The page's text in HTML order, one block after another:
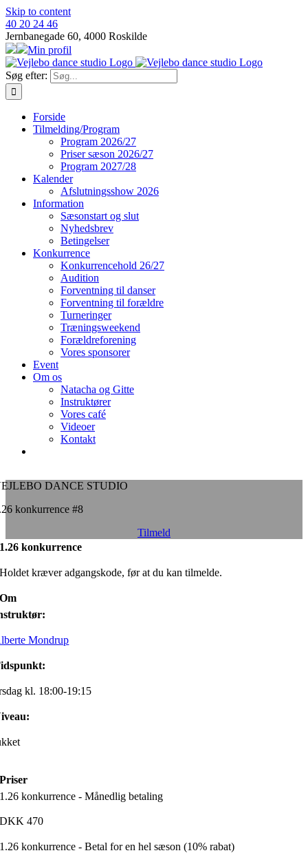
Skip to content
40 20 24 46
Jernbanegade 60, 4000 Roskilde
Min profil
Søg efter:
Forside
Tilmelding/Program
Program 2026/27
Priser sæson 2026/27
Program 2027/28
Kalender
Afslutningsshow 2026
Information
Sæsonstart og slut
Nyhedsbrev
Betingelser
Konkurrence
Konkurrencehold 26/27
Audition
Forventning til danser
Forventning til forældre
Turneringer
Træningsweekend
Forældreforening
Vores sponsorer
Event
Om os
Natacha og Gitte
Instruktører
Vores café
Videoer
Kontakt
DANCE STUDIO
konkurrence #8
Tilmeld
1.26 konkurrence
Holdet kræver adgangskode, før at du kan tilmelde.
Om
Mondrup
kl. 18:00-19:15
Priser
1.26 konkurrence - Månedlig betaling
DKK470
1.26 konkurrence - Betal for en hel sæson (10% rabat)